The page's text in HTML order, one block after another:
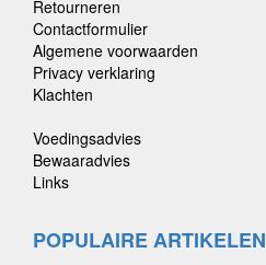
Retourneren
Contactformulier
Algemene voorwaarden
Privacy verklaring
Klachten
Voedingsadvies
Bewaaradvies
Links
POPULAIRE ARTIKELEN